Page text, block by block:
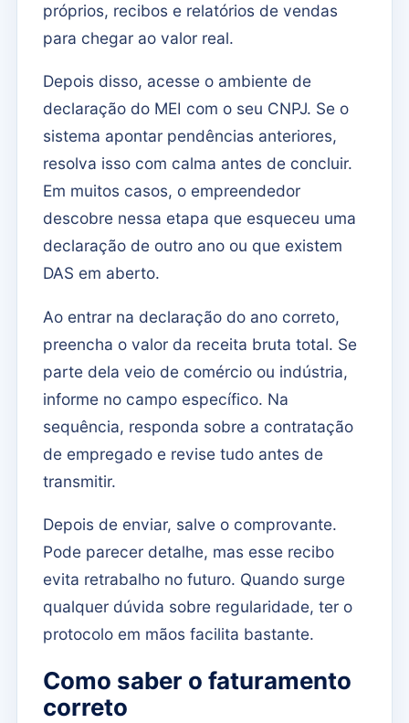
próprios, recibos e relatórios de vendas
para chegar ao valor real.
Depois disso, acesse o ambiente de
declaração do MEI com o seu CNPJ. Se o
sistema apontar pendências anteriores,
resolva isso com calma antes de concluir.
Em muitos casos, o empreendedor
descobre nessa etapa que esqueceu uma
declaração de outro ano ou que existem
DAS em aberto.
Ao entrar na declaração do ano correto,
preencha o valor da receita bruta total. Se
parte dela veio de comércio ou indústria,
informe no campo específico. Na
sequência, responda sobre a contratação
de empregado e revise tudo antes de
transmitir.
Depois de enviar, salve o comprovante.
Pode parecer detalhe, mas esse recibo
evita retrabalho no futuro. Quando surge
qualquer dúvida sobre regularidade, ter o
protocolo em mãos facilita bastante.
Como saber o faturamento
correto